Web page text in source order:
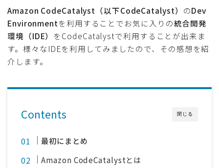
Amazon CodeCatalyst（以下CodeCatalyst） のDev
Environmentを利用することでお気に入りの統合開発
環境（IDE） をCodeCatalystで利用することが出来ま
す。様々なIDEを利用してみましたので、その感想を紹
介します。
閉じる
Contents
最初にまとめ
Amazon CodeCatalystとは